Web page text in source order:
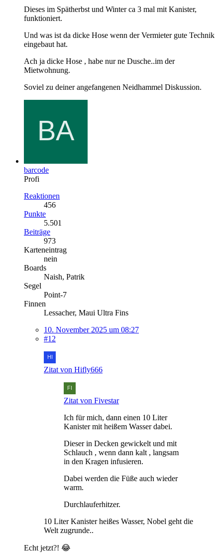
Dieses im Spätherbst und Winter ca 3 mal mit Kanister,
funktioniert.
Und was ist da dicke Hose wenn der Vermieter gute Technik
eingebaut hat.
Ach ja dicke Hose , habe nur ne Dusche..im der
Mietwohnung.
Soviel zu deiner angefangenen Neidhammel Diskussion.
barcode
Profi
Reaktionen
456
Punkte
5.501
Beiträge
973
Karteneintrag
nein
Boards
Naish, Patrik
Segel
Point-7
Finnen
Lessacher, Maui Ultra Fins
10. November 2025 um 08:27
#12
Zitat von Hifly666
Zitat von Fivestar
Ich für mich, dann einen 10 Liter
Kanister mit heißem Wasser dabei.
Dieser in Decken gewickelt und mit
Schlauch , wenn dann kalt , langsam
in den Kragen infusieren.
Dabei werden die Füße auch wieder
warm.
Durchlauferhitzer.
10 Liter Kanister heißes Wasser, Nobel geht die
Welt zugrunde..
Echt jetzt?! 😂